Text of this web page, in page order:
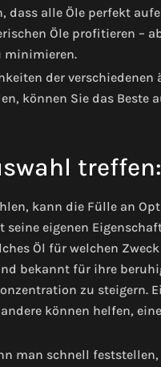
alle Öle perfekt
Öle profitieren –
minimieren.
der verschiedenen
können Sie das
kann die Fülle an
seine eigenen
Öl für welchen
bekannt für ihre
zu steigern.
können helfen,
man schnell